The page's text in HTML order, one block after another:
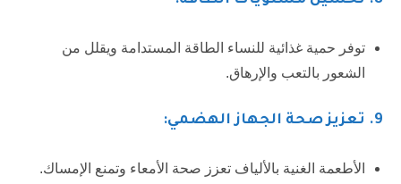
توفر حمية غذائية للنساء الطاقة المستدامة ويقلل من
الشعور بالتعب والإرهاق.
9. تعزيز صحة الجهاز الهضمي:
الأطعمة الغنية بالألياف تعزز صحة الأمعاء وتمنع الإمساك.